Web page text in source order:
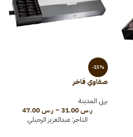
-15%
صفاوي فاخر
برني المدينة
ر.س31.00
– ر.س47.00
التاجر:عبدالعزيز الرحيلي